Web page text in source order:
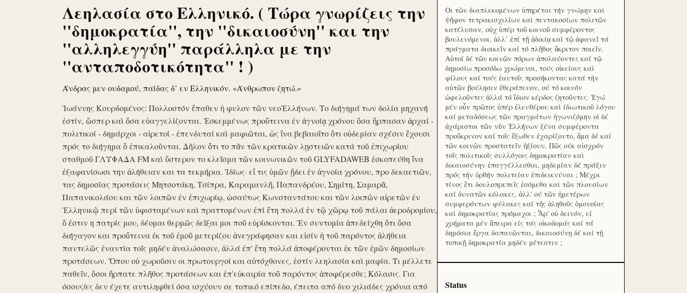
Λεηλασία στο Ελληνικό. ( Τώρα γνωρίζεις την
''δημοκρατία'', την ''δικαιοσύνη'' και την
''αλληλεγγύη'' παράλληλα με την
''ανταποδοτικότητα'' ! )
Άνδρας μεν ουδαμού, παίδας δ’ εν Ελληνικόν. «Άνθρωπον ζητώ.»
Ἰωάννης Κουρδομένος: Πολλοστόν ἔπαθεν ἡ φυλον τῶν νεοἙλλήνων. Το διήγημά των δολία μηχανή
ἐστίν, ὥσπερ καὶ ὅσα εὐαγγελίζονται. Ἐσκεμμένως προὔτεινα ἐν ἀγνοίᾳ χρόνου ὅσα ἥρπασαν ἀρχαί -
πολιτικοί - δημάρχοι - αἱρετοί - ἐπενδυταί καὶ μαφιῶται, ὡς ἵνα βεβαιοῖτο ὅτι οὐδεμίαν σχέσιν ἔχουσι
πρός το διήγημα ὃ ἐπικαλοῦνται. Δῆλον ὅτι το πᾶν τῶν κρατικῶν λῃστειῶν κατὰ τοῦ ἐπιχωρίου
σταθμοῦ ΓΛΥΦΑΔΑ FM καὶ ὕστερον το κλεῖσμα τῶν κοινωνικῶν τοῦ GLYFADAWEB ἐσκοπεύθη ἵνα
ἐξαφανίσωσι την ἀλήθειαν και τα τεκμήρια. Ἰδίως· εἴ τις ὑμῶν ᾔδει ἐν ἀγνοία χρόνου, προ δεκαετιῶν,
τας δημοσίας προτάσεις Μητσοτάκη, Τσίπρα, Καραμανλῆ, Παπανδρέου, Σημίτη, Σαμαρᾶ,
Παπανικολάου και τῶν λοιπῶν ἐν ἐπιχωρίῳ, ὡσαύτως Κωνσταντάτου και τῶν λοιπῶν αἱρετῶν ἐν
Ἑλληνικῷ περί τῶν ὑφισταμένων καὶ πραττομένων ἐπί ἔτη πολλά ἐν τῷ χῶρῳ τοῦ πάλαι ἀεροδρομίου,
ὅ ἐστιν η πατρίς μου, δέομαι θερμῶς δεῖξαι μοι ποῦ εὑρίσκονται. Ἐν συντομία ἀπεδείχθη ὅτι ὅσα
διήγαγον και προὔτεινα ἐκ τοῦ ἐμοῦ μετερίζου ἀνεγράφησαν και εἰσίν ἡ τοῦ παρόντος ἀλήθεια
παντελῶς ἐναντία τοῖς μηδέν ἀναλώσασιν, ἀλλά ἐπ' ἔτη πολλά ἀποφέρονται ἐκ τῶν ἐμῶν δημοσίων
προτάσεων. Ὅπου οὐ χωροῦσιν οι πρωτουργοί και αὐτόχθονες, ἐστίν λεηλασία καὶ μαφία. Τι μέλλετε
παθεῖν, ὅσοι ἥρπατε πλῆθος προτάσεων και ἐπ'εὐκαιρία τοῦ παρόντος ἀποφέρεσθε; Κόλασις. Για
όσους/ες δεν έχετε αντιληφθεί όσα ισχύουν σε τοπικό επίπεδο, έπειτα από δυο χιλιάδες χρόνια από
Οι τῶν διαπλεκομένων ὑπηρέται τήν γνώμην καὶ
ψῆφον τετρακισχιλίων καὶ πεντακοσίων πολιτῶν
κατέλυσαν, οὐχ ὑπέρ τοῦ κοινοῦ συμφέροντος
βουλευόμενοι, ἀλλ᾽ ἐπί τῇ ἀδικίᾳ καὶ τῷ ἀφανεῖ τά
πράγματα διοικεῖν καί τό πλῆθος ἄκριτον ποιεῖν.
Αὐτοί δέ τῶν κοινῶν πόρων ἀπολαύοντες καί τῷ
δημοσίω προσόδω χρώμενοι, τούς οἰκείους καὶ
φίλους καί τούς ἑαυτοῖς προσήκοντας κατά τήν
αὑτῶν βούλησιν ἐθεράπευον, ού τό κοινόν
ὠφελοῦντες ἀλλά τό ἴδιον κέρδος ζητοῦντες. Ἐγώ
μέν οὖν πρῶτος ὑπέρ ἐλευθέρου καὶ ίδιωτικοῦ λόγου
καί μεταδόσεως τῶν πραγμάτων ἠγωνιζόμην οἱ δέ
ἀχάριστοι τῶν νῦν Ἑλλήνων ξένα συμφέροντα
προὔκρινον καί τοῖς ἔξωθεν ἐχαρίζοντο, ἅμα δέ καί
τῶν κοινῶν προστατεῖν ἠξίουν. Πῶς ούκ αἰσχρόν
τοῖς πολιτικοῖς συλλόγοις δημοκρατίαν καὶ
δικαιοσύνην ἐπαγγέλλεσθαι, μηδεμίαν δέ πράξιν
πρός τήν ὀρθήν πολιτείαν ἐπιδεικνύναι ; Μέχρι
τίνος ἔτι δουλοπρεπεῖς ἐσόμεθα καὶ τῶν πλουσίων
καί δυνατῶν κόλακες, ἀλλ' ού τῶν ἡμετέρων
συμφερόντων φύλακες καί τῆς ἀληθοῦς ὁμονοίας
καὶ δημοκρατίας πρόμαχοι ; Ἆρ' οὐ δεινόν, εί
χρήματα μέν ἄπειρα είς τάς οἰκοδομάς καί τά
δημόσια ἔργα δαπανῶνται, δικαιοσύνῃ δέ καί τῇ
τοπικῇ δημοκρατία μηδέν μέτεστιν ;
Status